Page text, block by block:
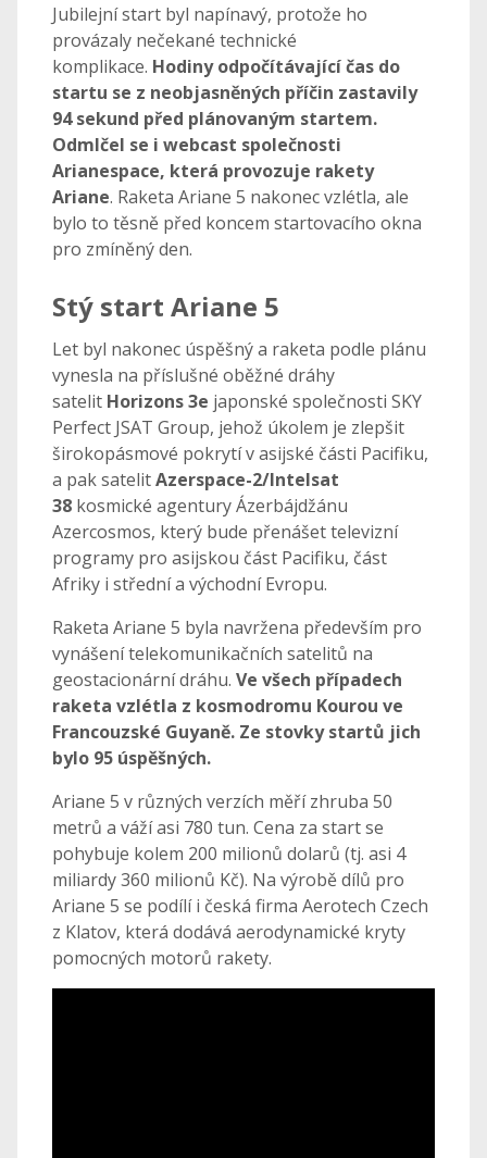
Jubilejní start byl napínavý, protože ho
provázaly nečekané technické
komplikace. Hodiny odpočítávající čas do
startu se z neobjasněných příčin zastavily
94 sekund před plánovaným startem.
Odmlčel se i webcast společnosti
Arianespace, která provozuje rakety
Ariane. Raketa Ariane 5 nakonec vzlétla, ale
bylo to těsně před koncem startovacího okna
pro zmíněný den.
Stý start Ariane 5
Let byl nakonec úspěšný a raketa podle plánu
vynesla na příslušné oběžné dráhy
satelit Horizons 3e japonské společnosti SKY
Perfect JSAT Group, jehož úkolem je zlepšit
širokopásmové pokrytí v asijské části Pacifiku,
a pak satelitAzerspace-2/Intelsat
38 kosmické agentury Ázerbájdžánu
Azercosmos, který bude přenášet televizní
programy pro asijskou část Pacifiku, část
Afriky i střední a východní Evropu.
Raketa Ariane 5 byla navržena především pro
vynášení telekomunikačních satelitů na
geostacionární dráhu. Ve všech případech
raketa vzlétla z kosmodromu Kourou ve
Francouzské Guyaně. Ze stovky startů jich
bylo 95 úspěšných.
Ariane 5 v různých verzích měří zhruba 50
metrů a váží asi 780 tun. Cena za start se
pohybuje kolem 200 milionů dolarů (tj. asi 4
miliardy 360 milionů Kč). Na výrobě dílů pro
Ariane 5 se podílí i česká firma Aerotech Czech
z Klatov, která dodává aerodynamické kryty
pomocných motorů rakety.